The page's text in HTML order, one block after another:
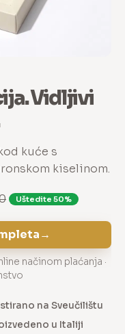
Vidljivi
kuće s
kiselinom.
Uštedite 50%
→
načinom plaćanja ·
na Sveučilištu
u Italiji